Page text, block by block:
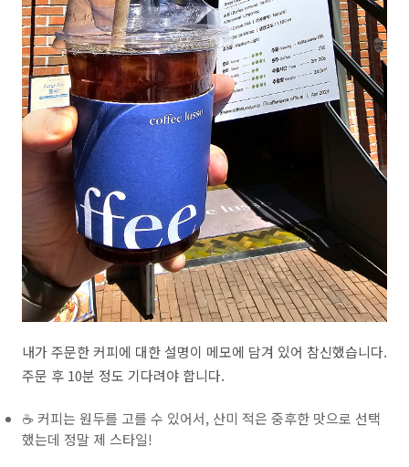
내가 주문한 커피에 대한 설명이 메모에 담겨 있어 참신했습니다.
주문 후 10분 정도 기다려야 합니다.
☕ 커피는 원두를 고를 수 있어서, 산미 적은 중후한 맛으로 선택
했는데 정말 제 스타일!